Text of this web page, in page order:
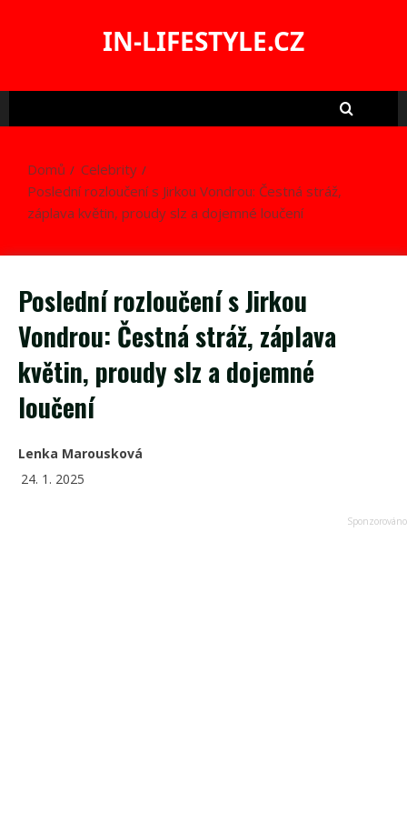
IN-LIFESTYLE.CZ
Domů
Celebrity
Poslední rozloučení s Jirkou Vondrou: Čestná stráž,
záplava květin, proudy slz a dojemné loučení
Poslední rozloučení s Jirkou
Vondrou: Čestná stráž, záplava
květin, proudy slz a dojemné
loučení
Lenka Marousková
24. 1. 2025